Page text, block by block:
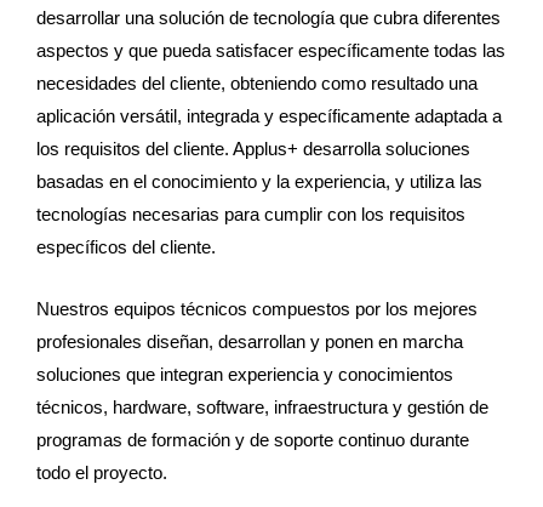
desarrollar una solución de tecnología que cubra diferentes
aspectos y que pueda satisfacer específicamente todas las
necesidades del cliente, obteniendo como resultado una
aplicación versátil, integrada y específicamente adaptada a
los requisitos del cliente. Applus+ desarrolla soluciones
basadas en el conocimiento y la experiencia, y utiliza las
tecnologías necesarias para cumplir con los requisitos
específicos del cliente.
Nuestros equipos técnicos compuestos por los mejores
profesionales diseñan, desarrollan y ponen en marcha
soluciones que integran experiencia y conocimientos
técnicos, hardware, software, infraestructura y gestión de
programas de formación y de soporte continuo durante
todo el proyecto.